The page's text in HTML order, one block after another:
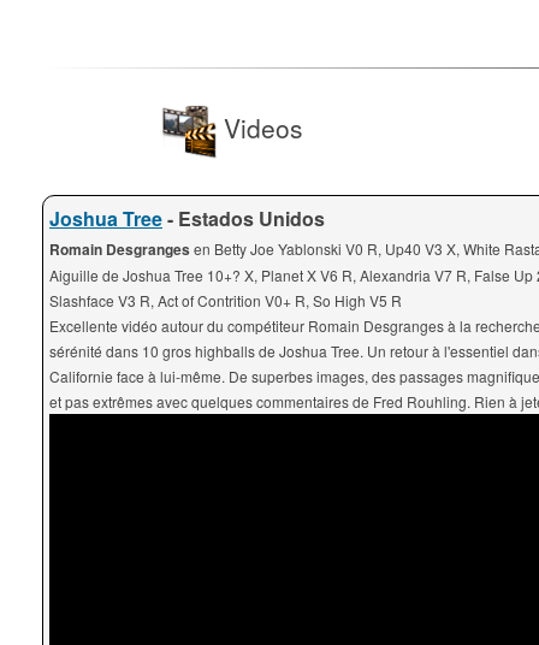
Videos
Joshua Tree- Estados Unidos
Romain Desgranges en Betty Joe Yablonski V0 R, Up40 V3 X, White
Aiguille de Joshua Tree 10+? X, Planet X V6 R, Alexandria V7 R, False Up
Slashface V3 R, Act of Contrition V0+ R, So High V5 R
Excellente vidéo autour du compétiteur Romain Desgranges à la
sérénité dans 10 gros highballs de Joshua Tree. Un retour à l'essentiel
Californie face à lui-même. De superbes images, des passages
et pas extrêmes avec quelques commentaires de Fred Rouhling. Rien à